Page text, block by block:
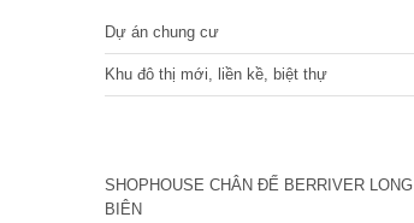
Dự án chung cư
Khu đô thị mới, liền kề, biệt thự
SHOPHOUSE CHÂN ĐẾ BERRIVER LONG
BIÊN